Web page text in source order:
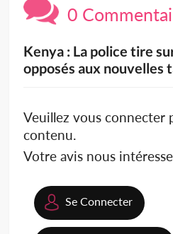
0
Kenya : La police tire
opposés aux nouvelles
Veuillez vous connecter
contenu.
Votre avis nous
Se Connecter